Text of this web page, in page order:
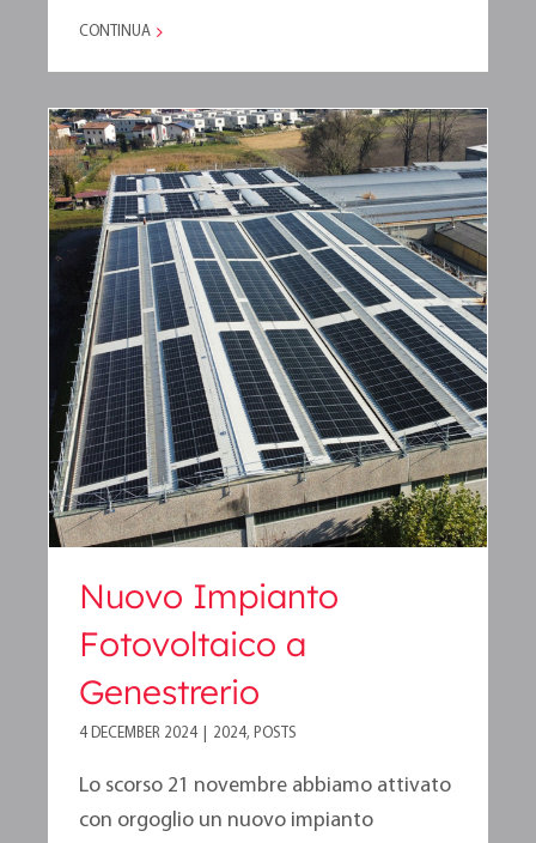
CONTINUA
Nuovo Impianto
Fotovoltaico a Genestrerio
Nuovo Impianto
Fotovoltaico a
Genestrerio
4 DECEMBER 2024 2024, POSTS
Lo scorso 21 novembre abbiamo attivato
con orgoglio un nuovo impianto